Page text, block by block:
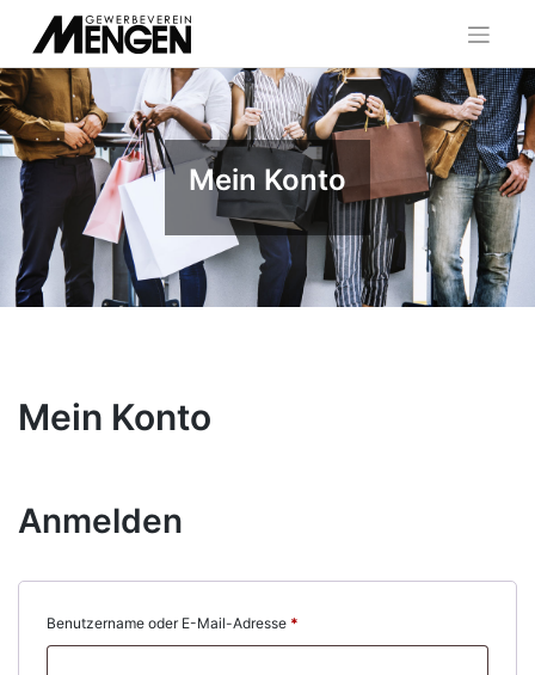
content
Mein Konto
Mein Konto
Anmelden
Benutzername oder E-Mail-Adresse *